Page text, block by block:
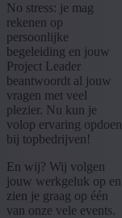
No stress: je mag
rekenen op
persoonlijke
begeleiding en jouw
Project Leader
beantwoordt al jouw
vragen met veel
plezier. Nu kun je
volop ervaring opdoen
bij topbedrijven!
En wij? Wij volgen
jouw werkgeluk op en
zien je graag op één
van onze vele events.